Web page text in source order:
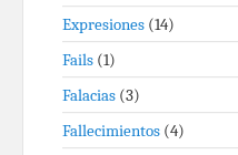
Expresiones (14)
Fails (1)
Falacias (3)
Fallecimientos (4)